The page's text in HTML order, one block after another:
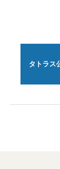
タトラス